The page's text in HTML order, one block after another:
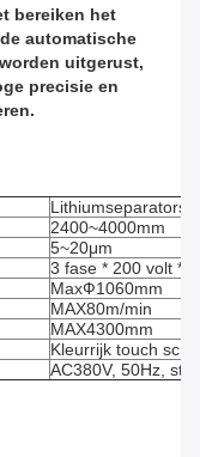
bereiken het
automatische
uitgerust,
precisie en
Lithiumseparators,
2400~4000mm
5~20μm
3 fase * 200 volt
MaxФ1060mm
MAX80m/min
MAX4300mm
Kleurrijk touch
AC380V, 50Hz,